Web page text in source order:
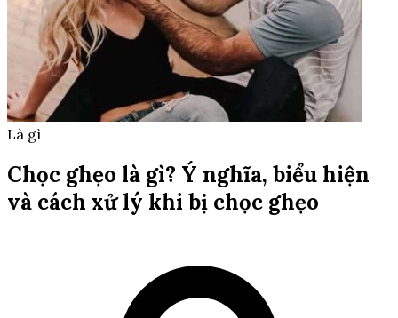
Là gì
Chọc ghẹo là gì? Ý nghĩa, biểu hiện
và cách xử lý khi bị chọc ghẹo